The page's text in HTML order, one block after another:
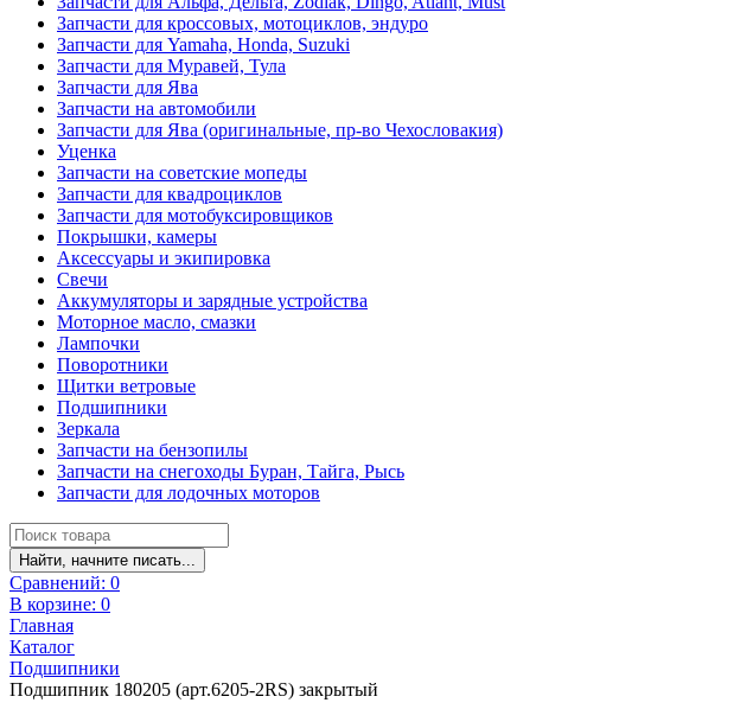
Запчасти для кроссовых, мотоциклов, эндуро
Запчасти для Yamaha, Honda, Suzuki
Запчасти для Муравей, Тула
Запчасти для Ява
Запчасти на автомобили
Запчасти для Ява (оригинальные, пр-во Чехословакия)
Уценка
Запчасти на советские мопеды
Запчасти для квадроциклов
Запчасти для мотобуксировщиков
Покрышки, камеры
Аксессуары и экипировка
Свечи
Аккумуляторы и зарядные устройства
Моторное масло, смазки
Лампочки
Поворотники
Щитки ветровые
Подшипники
Зеркала
Запчасти на бензопилы
Запчасти на снегоходы Буран, Тайга, Рысь
Запчасти для лодочных моторов
Найти, начните писать...
Сравнений: 0
В корзине: 0
Главная
Каталог
Подшипники
Подшипник 180205 (арт.6205-2RS) закрытый